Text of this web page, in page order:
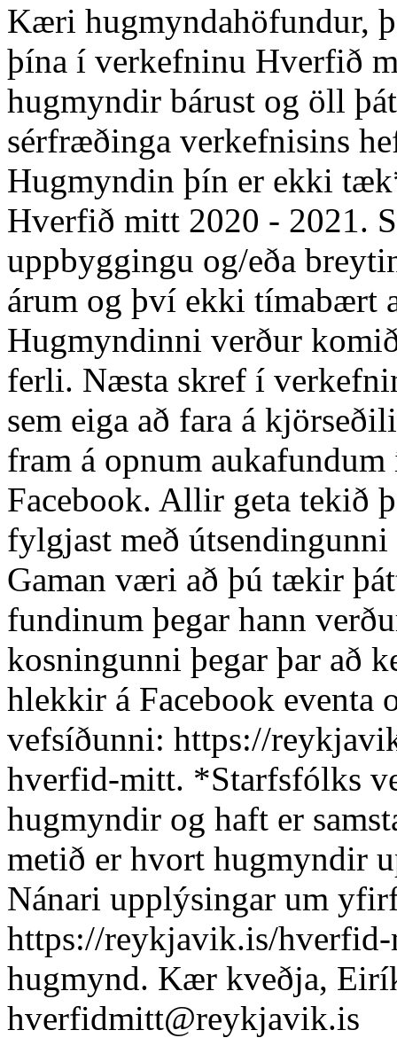
Kæri hugmyndahöfundur,
þína í verkefninu Hverfið
hugmyndir bárust og öll
sérfræðinga verkefnisins
Hugmyndin þín er ekki
Hverfið mitt 2020 - 2021.
uppbyggingu og/eða
árum og því ekki tímabært
Hugmyndinni verður
ferli. Næsta skref í
sem eiga að fara á
fram á opnum
Facebook. Allir geta tekið
fylgjast með
Gaman væri að þú tækir
fundinum þegar hann
kosningunni þegar þar að
hlekkir á Facebook eventa
vefsíðunni: https://
hverfid-mitt. *Starfsfólks
hugmyndir og haft er
metið er hvort hugmyndir
Nánari upplýsingar um
https://reykjavik.is/
hugmynd. Kær kveðja,
hverfidmitt@reykjavik.is